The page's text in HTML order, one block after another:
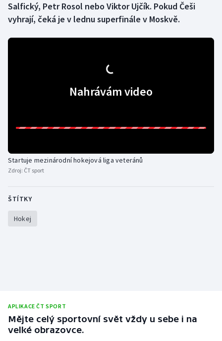
Florbal
Futsal
Judo
Lezení
Parasport
Salfický, Petr Rosol nebo Viktor Ujčík. Pokud Češi
vyhrají, čeká je v lednu superfinále v Moskvě.
Nahrávám video
Startuje mezinárodní hokejová liga veteránů
Zdroj: ČT sport
ŠTÍTKY
Hokej
APLIKACE ČT SPORT
Mějte celý sportovní svět vždy u sebe i na
velké obrazovce.